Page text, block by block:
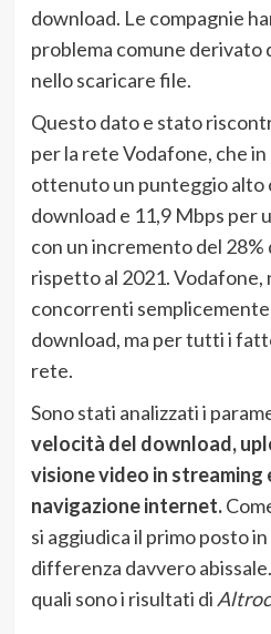
download. Le compagnie
problema comune derivato
nello scaricare file.
Questo dato e stato
per la rete Vodafone, che
ottenuto un punteggio alto
download e 11,9 Mbps per
con un incremento del
rispetto al 2021. Vodafone,
concorrenti semplicemente
download, ma per tutti i
rete.
Sono stati analizzati i
velocità del download,
visione video in streaming
navigazione internet.
si aggiudica il primo posto
differenza davvero
quali sono i risultati di